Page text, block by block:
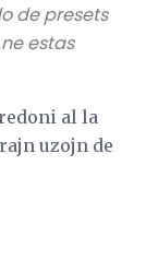
de presets
estas
al la
uzojn de